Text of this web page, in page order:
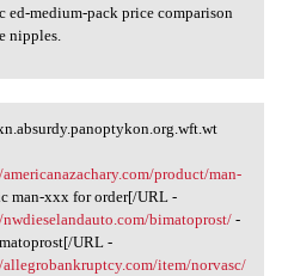
ed-medium-pack price comparison
nipples.
product/man-
man-xxx for order[/URL -
bimatoprost/-
URL -
item/norvasc/